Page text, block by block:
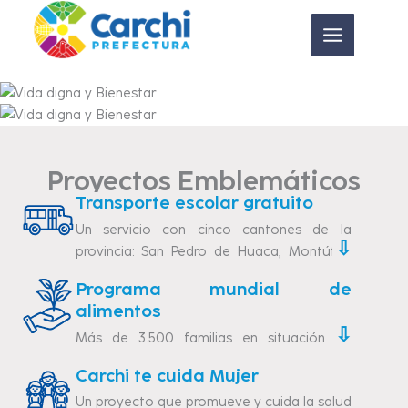
contenido
Proyectos Emblemáticos
Transporte escolar gratuito
Un servicio con cinco cantones de la
provincia: San Pedro de Huaca, Montúfar,
⇩
El transporte escolar rural gratuito es más
que un servicio de traslado; es una
herramienta poderosa para transformar
vidas, acortar distancias y reducir brechas
Programa mundial de
alimentos
Más de 3.500 familias en situación de
Carchi.
⇩
Carchi te cuida Mujer
Un proyecto que promueve y cuida la salud